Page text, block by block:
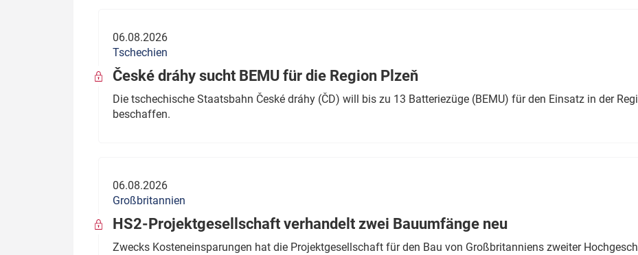
06.08.2026
Tschechien
České dráhy sucht BEMU für die Region Plzeň
Die tschechische Staatsbahn České dráhy (ČD) will bis zu 13 Batteriezüge (BEMU) für den Einsatz in der
beschaffen.
06.08.2026
Großbritannien
HS2-Projektgesellschaft verhandelt zwei Bauumfänge neu
Zwecks Kosteneinsparungen hat die Projektgesellschaft für den Bau von Großbritanniens zweiter